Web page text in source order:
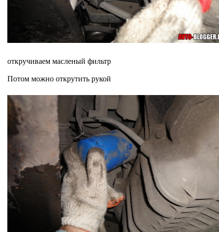
откручиваем масленый фильтр
Потом можно открутить рукой